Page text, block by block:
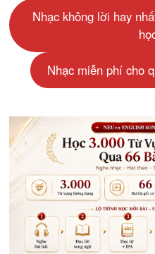
Nhạc không lời hay
Nhạc miễn phí cho